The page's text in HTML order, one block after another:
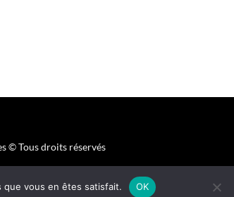
© Tous droits réservés
que vous en êtes satisfait. OK